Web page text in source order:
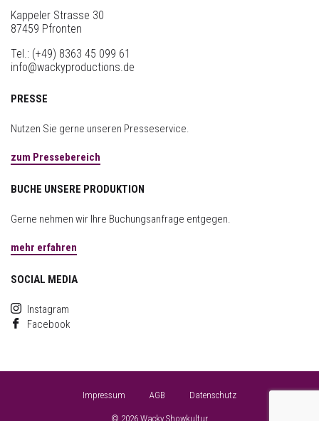
Kappeler Strasse 30
87459 Pfronten
Tel.: (+49) 8363 45 099 61
info@wackyproductions.de
PRESSE
Nutzen Sie gerne unseren Presseservice.
zum Pressebereich
BUCHE UNSERE PRODUKTION
Gerne nehmen wir Ihre Buchungsanfrage entgegen.
mehr erfahren
SOCIAL MEDIA
Instagram
Facebook
© 2026 Wacky Showkultur
Impressum AGB Datenschutz